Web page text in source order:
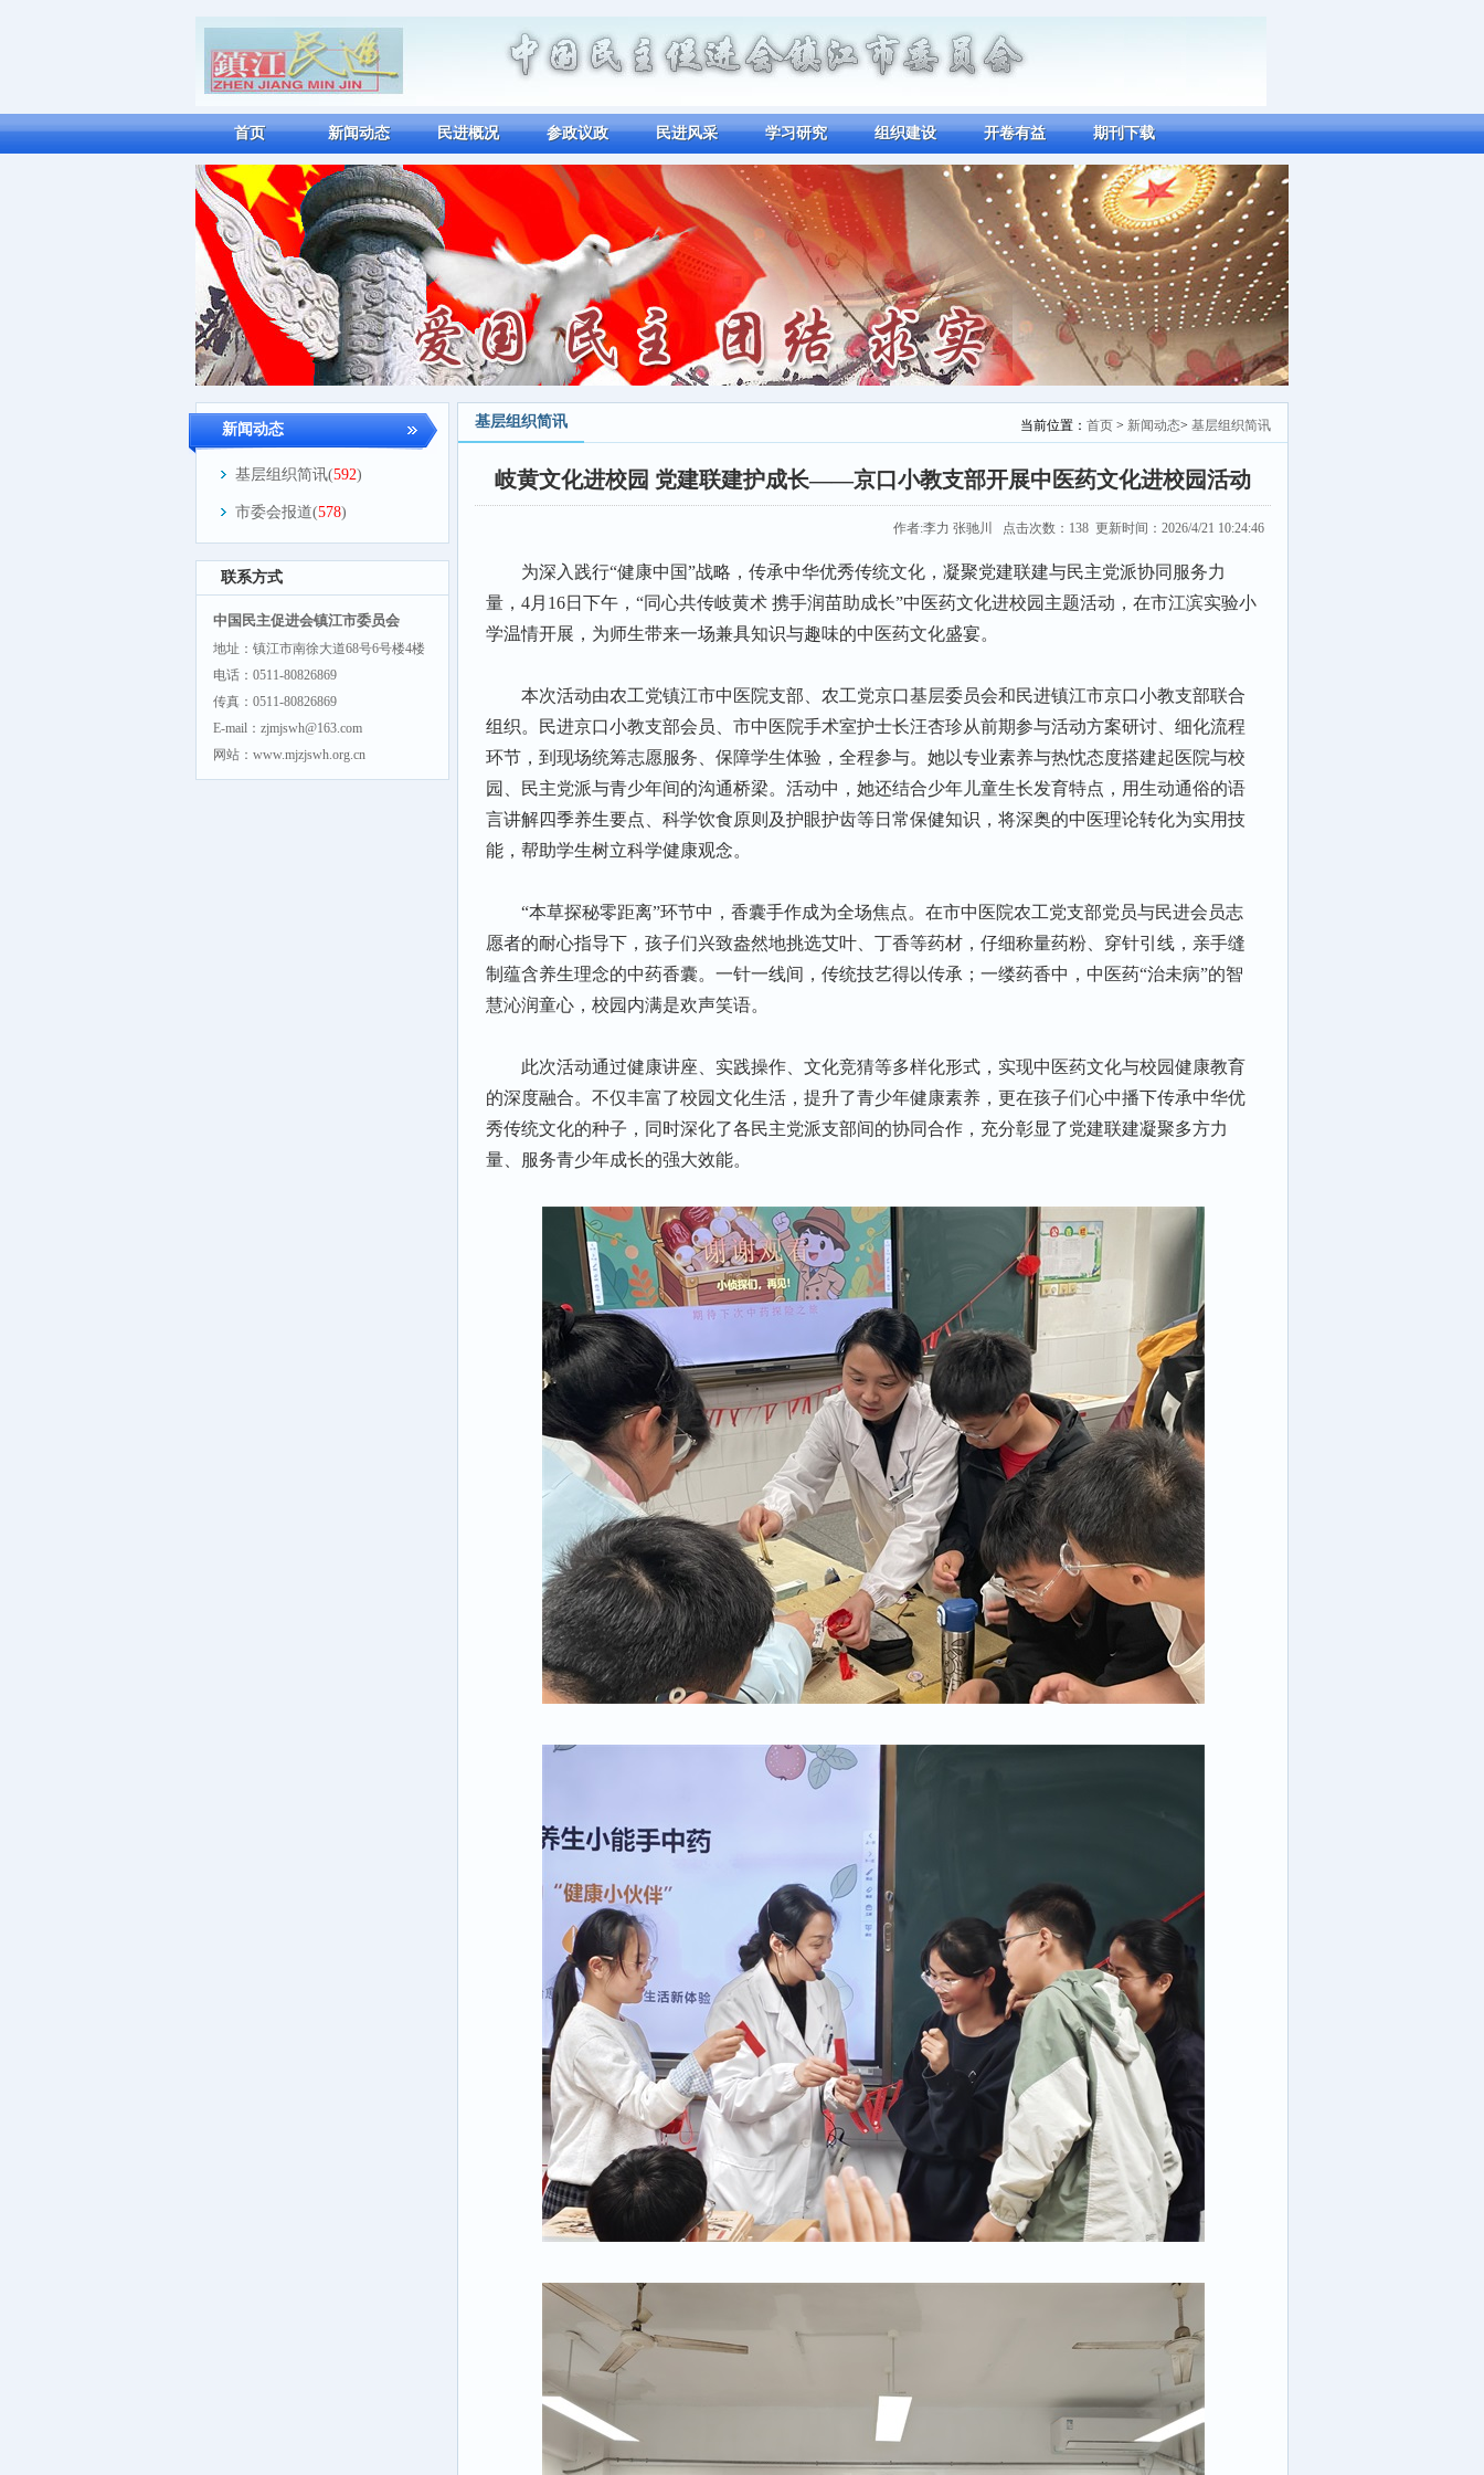
首页 新闻动态 民进概况 参政议政 民进风采 学习研究 组织建设 开卷有益 期刊下载
新闻动态
基层组织简讯(592)
市委会报道(578)
联系方式
中国民主促进会镇江市委员会
地址：镇江市南徐大道68号6号楼4楼
电话：0511-80826869
传真：0511-80826869
E-mail：zjmjswh@163.com
网站：www.mjzjswh.org.cn
当前位置： 首页 > 新闻动态> 基层组织简讯
基层组织简讯
岐黄文化进校园 党建联建护成长——京口小教支部开展中医药文化进校园活动
作者:李力 张驰川 点击次数： 138 更新时间：2026/4/21 10:24:46
为深入践行“健康中国”战略，传承中华优秀传统文化，凝聚党建联建与民主党派协同服务力
量，4月16日下午，“同心共传岐黄术 携手润苗助成长”中医药文化进校园主题活动，在市江滨实验小
学温情开展，为师生带来一场兼具知识与趣味的中医药文化盛宴。
本次活动由农工党镇江市中医院支部、农工党京口基层委员会和民进镇江市京口小教支部联合
组织。民进京口小教支部会员、市中医院手术室护士长汪杏珍从前期参与活动方案研讨、细化流程
环节，到现场统筹志愿服务、保障学生体验，全程参与。她以专业素养与热忱态度搭建起医院与校
园、民主党派与青少年间的沟通桥梁。活动中，她还结合少年儿童生长发育特点，用生动通俗的语
言讲解四季养生要点、科学饮食原则及护眼护齿等日常保健知识，将深奥的中医理论转化为实用技
能，帮助学生树立科学健康观念。
“本草探秘零距离”环节中，香囊手作成为全场焦点。在市中医院农工党支部党员与民进会员志
愿者的耐心指导下，孩子们兴致盎然地挑选艾叶、丁香等药材，仔细称量药粉、穿针引线，亲手缝
制蕴含养生理念的中药香囊。一针一线间，传统技艺得以传承；一缕药香中，中医药“治未病”的智
慧沁润童心，校园内满是欢声笑语。
此次活动通过健康讲座、实践操作、文化竞猜等多样化形式，实现中医药文化与校园健康教育
的深度融合。不仅丰富了校园文化生活，提升了青少年健康素养，更在孩子们心中播下传承中华优
秀传统文化的种子，同时深化了各民主党派支部间的协同合作，充分彰显了党建联建凝聚多方力
量、服务青少年成长的强大效能。